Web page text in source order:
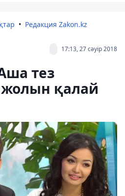
Редакция Zakon.kz
17:13, 27 сәуір 2018
тез
қалай